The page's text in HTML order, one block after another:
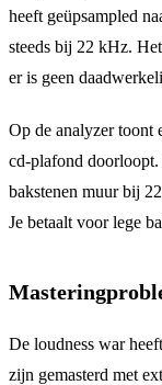
heeft geüpsampled
steeds bij 22 kHz.
er is geen
Op de analyzer toont
cd-plafond doorloopt.
bakstenen muur bij
Je betaalt voor lege
De loudness war
zijn gemasterd met